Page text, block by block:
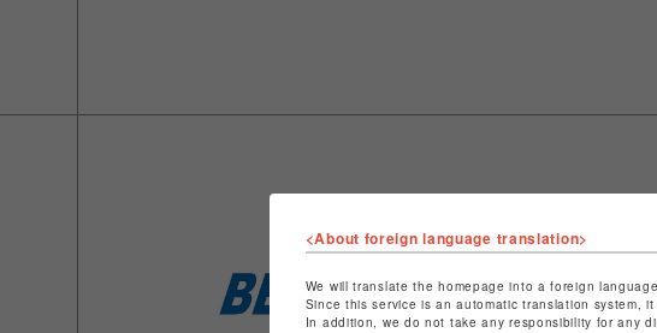
ショップ名
特定商取引法
<About foreign language translation>
We will translate the homepage into a foreign
Since this service is an automatic translation system,
In addition, we do not take any responsibility for any